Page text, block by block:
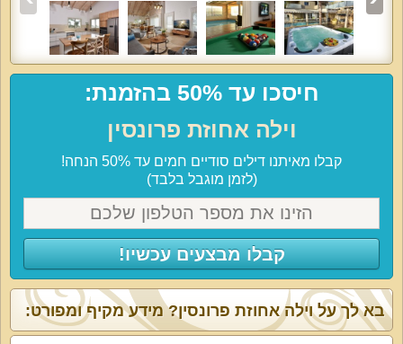
חיסכו עד 50% בהזמנת:
וילה אחוזת פרונסין
קבלו מאיתנו דילים סודיים חמים עד 50% הנחה!
(לזמן מוגבל בלבד)
קבלו מבצעים עכשיו!
בא לך על וילה אחוזת פרונסין? מידע מקיף ומפורט: